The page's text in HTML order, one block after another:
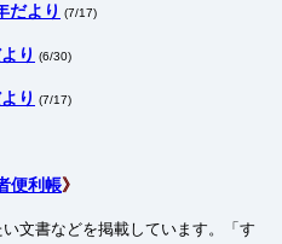
だより (7/17)
り (6/30)
り (7/17)
便利帳》
文書などを掲載しています。「す